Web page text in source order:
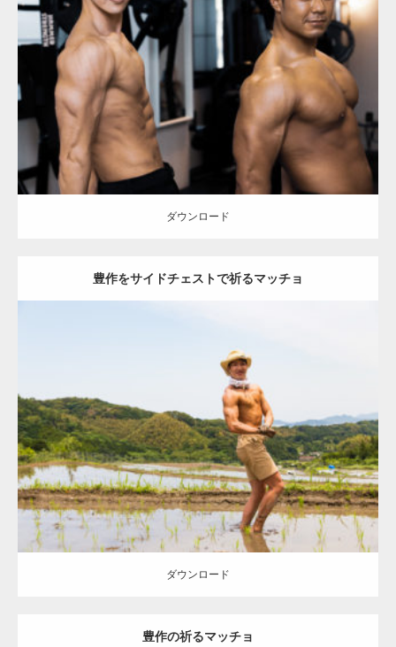
Update: 2023.02.11
Category:筋肉の部位にフォーカス オレンジの人
TOSHI(大胸筋)
AKIHITO(細マッチョ)
肩 腹筋 大胸筋 上腕三頭筋 天神 (福岡)
ダウンロード
ダウンロード
豊作をサイドチェストで祈るマッチョ
2023.02.11
Category:田植えのマッチョ オレンジの人 AKIHITO(細マッチョ)
腕三頭筋 肩 大胸筋 糸島 (福岡)
ダウンロード
ダウンロード
豊作の祈るマッチョ